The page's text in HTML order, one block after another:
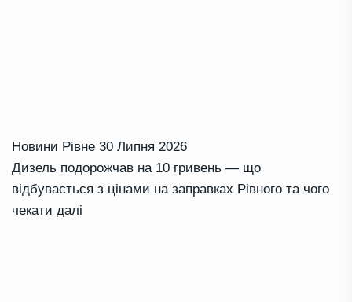
Новини Рівне 30 Липня 2026
Дизель подорожчав на 10 гривень — що
відбувається з цінами на заправках Рівного та чого
чекати далі